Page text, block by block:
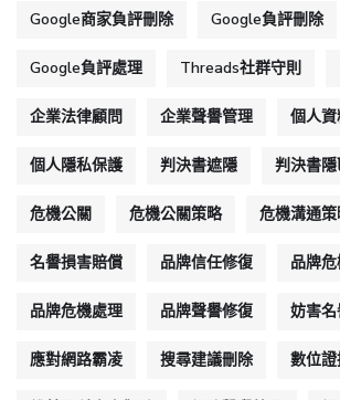
Google商家負評刪除 Google負評刪除
Google負評處理 Threads社群守則
企業法律顧問 企業聲譽管理 個人
個人隱私保護 判決書遮隱 判決書
危機公關 危機公關策略 危機溝通
名譽損害賠償 品牌信任修復 品牌
品牌危機處理 品牌聲譽修復 妨害
應對網路霸凌 搜尋建議刪除 數位